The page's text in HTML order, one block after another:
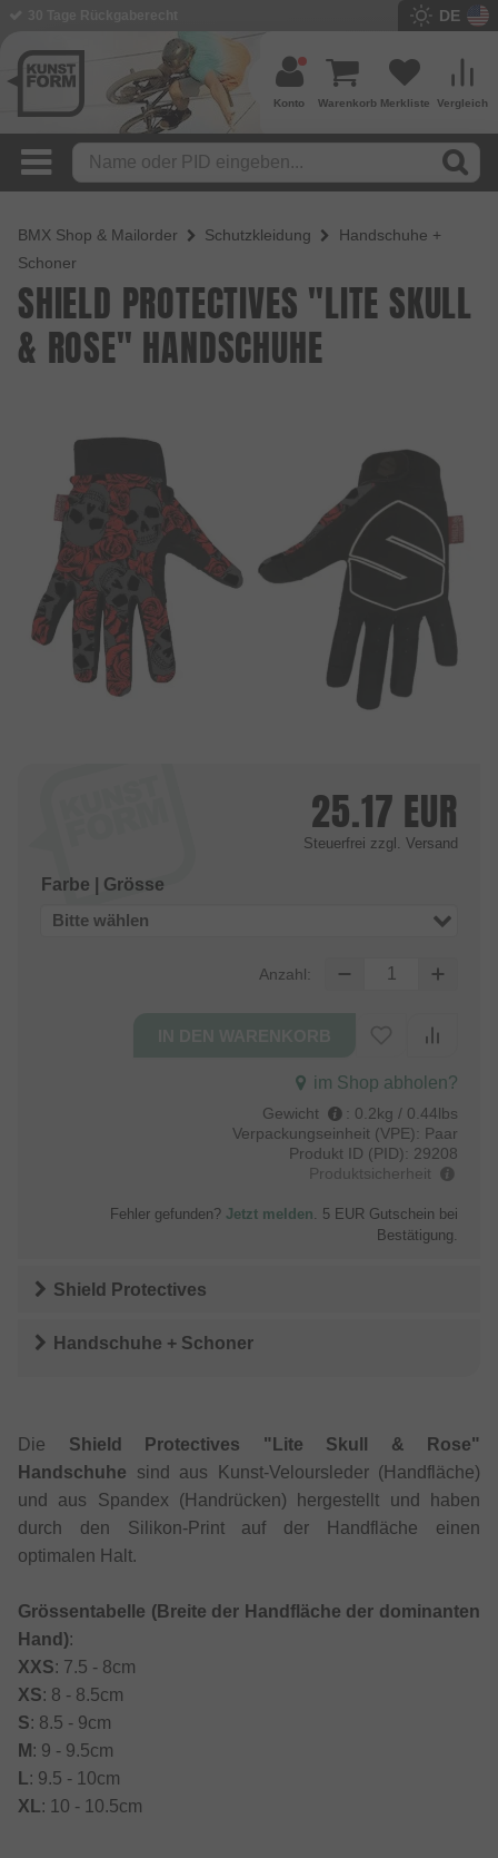
DE
Vergleich
Merkliste
Warenkorb
Konto
BMX Shop & Mailorder Schutzkleidung
Handschuhe +
Schoner
SHIELD PROTECTIVES "LITE SKULL
& ROSE" HANDSCHUHE
25.17 EUR
Steuerfrei zzgl. Versand
Farbe | Grösse
Bitte wählen
Anzahl:
im Shop abholen?
Gewicht : 0.2kg / 0.44lbs
Verpackungseinheit (VPE): Paar
Produkt ID (PID): 29208
Produktsicherheit
Fehler gefunden? Jetzt melden. 5 EUR Gutschein bei
Bestätigung.
Shield Protectives
Handschuhe + Schoner
Die Shield Protectives "Lite Skull & Rose"
Handschuhe sind aus Kunst-Veloursleder (Handfläche)
und aus Spandex (Handrücken) hergestellt und haben
durch den Silikon-Print auf der Handfläche einen
optimalen Halt.
Grössentabelle (Breite der Handfläche der dominanten
Hand):
XXS: 7.5 - 8cm
XS: 8 - 8.5cm
S: 8.5 - 9cm
M : 9 - 9.5cm
L: 9.5 - 10cm
XL: 10 - 10.5cm